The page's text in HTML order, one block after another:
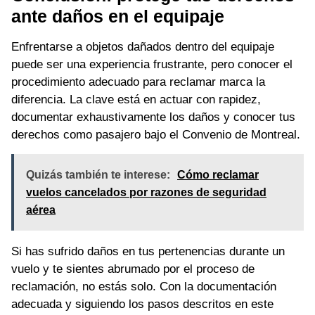
ante daños en el equipaje
Enfrentarse a objetos dañados dentro del equipaje
puede ser una experiencia frustrante, pero conocer el
procedimiento adecuado para reclamar marca la
diferencia. La clave está en actuar con rapidez,
documentar exhaustivamente los daños y conocer tus
derechos como pasajero bajo el Convenio de Montreal.
Quizás también te interese:
Cómo reclamar
vuelos cancelados por razones de seguridad
aérea
Si has sufrido daños en tus pertenencias durante un
vuelo y te sientes abrumado por el proceso de
reclamación, no estás solo. Con la documentación
adecuada y siguiendo los pasos descritos en este